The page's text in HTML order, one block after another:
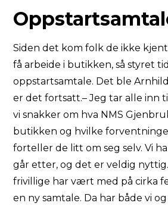
Siden det kom folk de ikke
få arbeide i butikken, så styret
oppstartsamtale. Det ble
er det fortsatt.– Jeg tar alle inn
vi snakker om hva NMS
butikken og hvilke
forteller de litt om seg selv. Vi
går etter, og det er veldig
frivillige har vært med på cirka
en ny samtale. Da har både vi